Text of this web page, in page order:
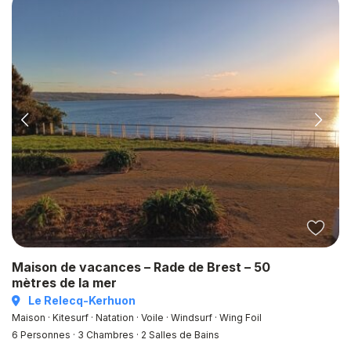
Maison de vacances – Rade de Brest – 50
mètres de la mer
Le Relecq-Kerhuon
Maison · Kitesurf · Natation · Voile · Windsurf · Wing Foil
6 Personnes · 3 Chambres · 2 Salles de Bains